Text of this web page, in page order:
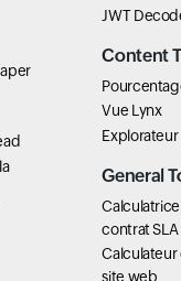
JWT
Content
Vue Lynx
Explorateur
General
contrat SLA
Calculateur
site web